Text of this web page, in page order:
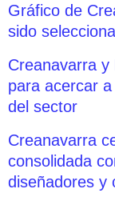
Gráfico de
sido
Creanavarra
para acercar
del sector
Creanavarra
consolidada
diseñadores y